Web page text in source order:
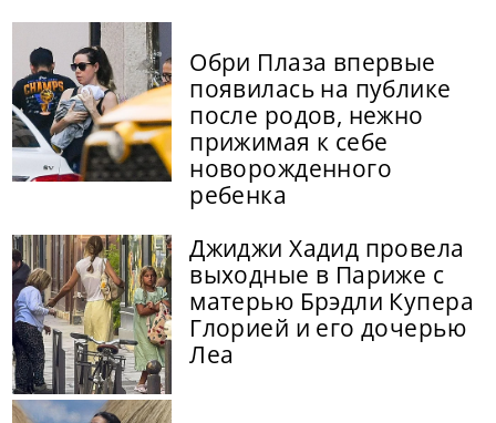
Обри Плаза впервые
появилась на публике
после родов, нежно
прижимая к себе
новорожденного
ребенка
Джиджи Хадид провела
выходные в Париже с
матерью Брэдли Купера
Глорией и его дочерью
Леа